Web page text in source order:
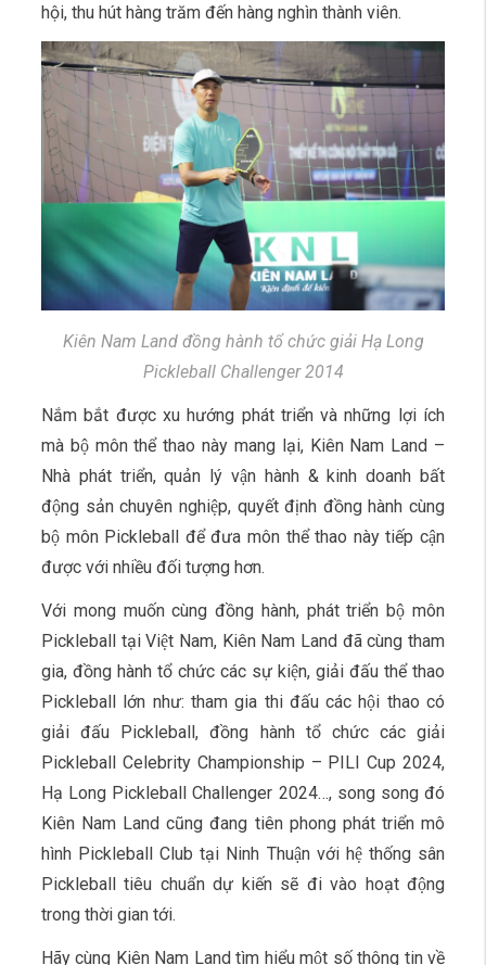
hội, thu hút hàng trăm đến hàng nghìn thành viên.
Kiên Nam Land đồng hành tổ chức giải Hạ Long
Pickleball Challenger 2014
Nắm bắt được xu hướng phát triển và những lợi ích
mà bộ môn thể thao này mang lại, Kiên Nam Land –
Nhà phát triển, quản lý vận hành & kinh doanh bất
động sản chuyên nghiệp, quyết định đồng hành cùng
bộ môn Pickleball để đưa môn thể thao này tiếp cận
được với nhiều đối tượng hơn.
Với mong muốn cùng đồng hành, phát triển bộ môn
Pickleball tại Việt Nam, Kiên Nam Land đã cùng tham
gia, đồng hành tổ chức các sự kiện, giải đấu thể thao
Pickleball lớn như: tham gia thi đấu các hội thao có
giải đấu Pickleball, đồng hành tổ chức các giải
Pickleball Celebrity Championship – PILI Cup 2024,
Hạ Long Pickleball Challenger 2024…, song song đó
Kiên Nam Land cũng đang tiên phong phát triển mô
hình Pickleball Club tại Ninh Thuận với hệ thống sân
Pickleball tiêu chuẩn dự kiến sẽ đi vào hoạt động
trong thời gian tới.
Hãy cùng Kiên Nam Land tìm hiểu một số thông tin về